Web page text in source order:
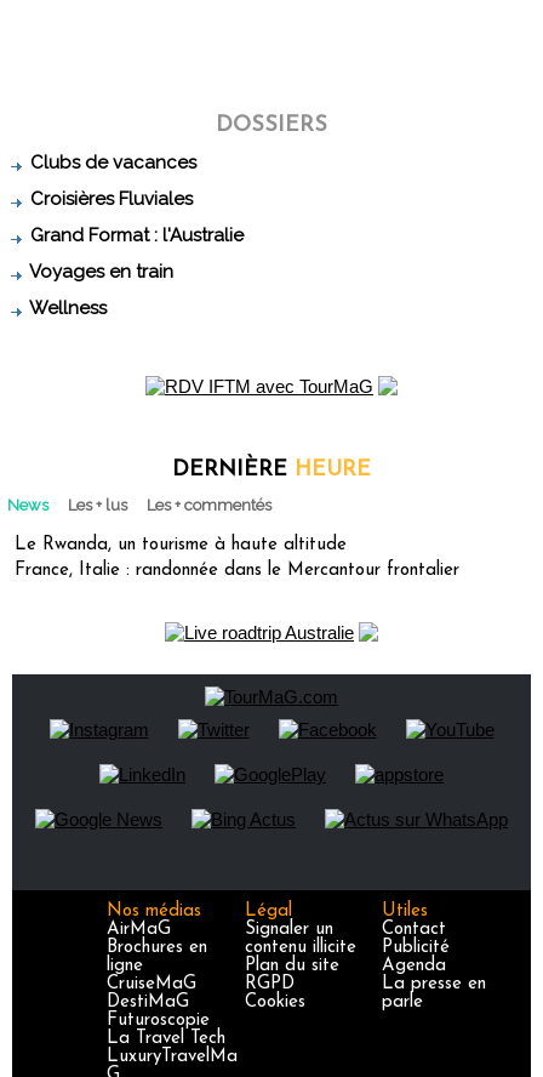
DOSSIERS
Clubs de vacances
Croisières Fluviales
Grand Format : l'Australie
Voyages en train
Wellness
DERNIÈRE HEURE
News Les + lus Les + commentés
Le Rwanda, un tourisme à haute altitude
France, Italie : randonnée dans le Mercantour frontalier
Nos médias
AirMaG
Brochures en
ligne
CruiseMaG
DestiMaG
Futuroscopie
La Travel Tech
LuxuryTravelMa
Légal
Signaler un
contenu illicite
Plan du site
RGPD
Cookies
Utiles
Contact
Publicité
Agenda
La presse en
parle